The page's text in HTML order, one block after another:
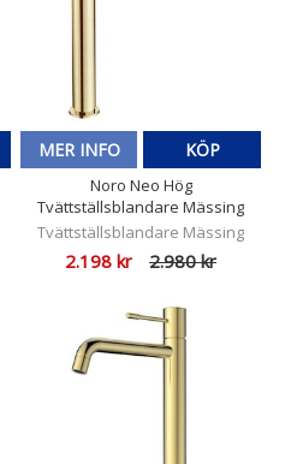
MER INFO KÖP
Noro Neo Hög
Tvättställsblandare Mässing
Tvättställsblandare Mässing
2.198 kr 2.980 kr